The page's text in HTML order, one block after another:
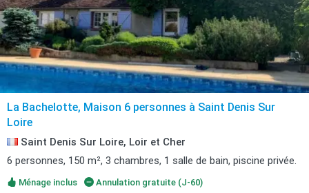
La Bachelotte, Maison 6 personnes à Saint Denis Sur
Loire
Saint Denis Sur Loire, Loir et Cher
6 personnes, 150 m², 3 chambres, 1 salle de bain, piscine privée.
Ménage inclus Annulation gratuite (J-60)